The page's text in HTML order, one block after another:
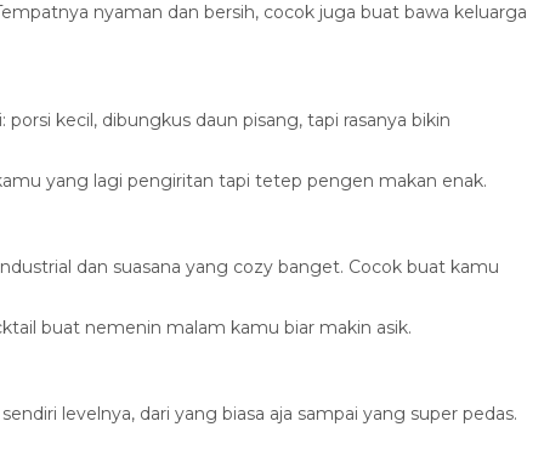
nyaman dan bersih, cocok juga buat bawa keluarga
kecil, dibungkus daun pisang, tapi rasanya bikin
yang lagi pengiritan tapi tetep pengen makan enak.
dan suasana yang cozy banget. Cocok buat kamu
buat nemenin malam kamu biar makin asik.
levelnya, dari yang biasa aja sampai yang super pedas.